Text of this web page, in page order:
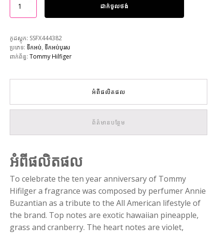
ដាក់ចូលថង់
កូដស្តុក: SSFX444382
ប្រភេទ: ទឹកអប់, ទឹកអប់បុរស
ពាក់ព័ន្ធ: Tommy Hilfiger
អំពីផលិតផល
ព័ត៌មានបន្ថែម
អំពីផលិតផល
To celebrate the ten year anniversary of Tommy
Hifilger a fragrance was composed by perfumer Annie
Buzantian as a tribute to the All American lifestyle of
the brand. Top notes are exotic hawaiian pineapple,
grass and cranberry. The heart notes are violet,